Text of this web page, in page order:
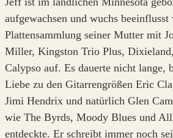
aufgewachsen und wuchs
Plattensammlung seiner Mutter mit
Miller, Kingston Trio Plus,
Calypso auf. Es dauerte nicht lange,
Liebe zu den Gitarrengrößen Eric
Jimi Hendrix und natürlich Glen
wie The Byrds, Moody Blues und
entdeckte. Er schreibt immer noch